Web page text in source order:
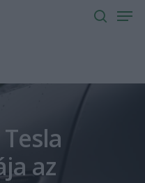
az